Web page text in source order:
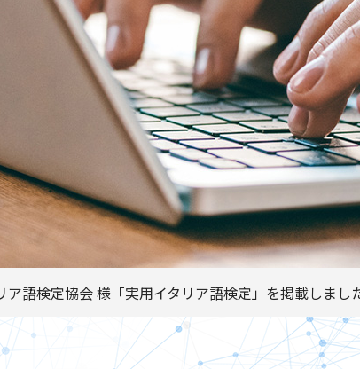
ア語検定協会 様「実用イタリア語検定」を掲載しまし